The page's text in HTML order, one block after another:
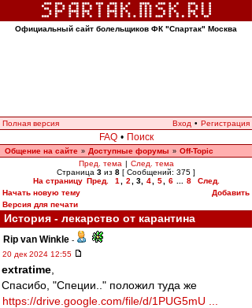
Официальный сайт болельщиков ФК "Спартак" Москва
Полная версия Вход • Регистрация
FAQ • Поиск
Общение на сайте » Доступные форумы » Off-Topic
Пред. тема | След. тема
Страница 3 из 8 [ Сообщений: 375 ]
На страницу Пред. 1 2 3, 4 5 6 8
След.
Начать новую тему
Добавить
Версия для печати
История - лекарство от карантина
Rip van Winkle -
20 дек 2024 12:55
extratime
Спасибо, "Специи.." положил туда же
https://drive.google.com/file/d/1PUG5mU ...